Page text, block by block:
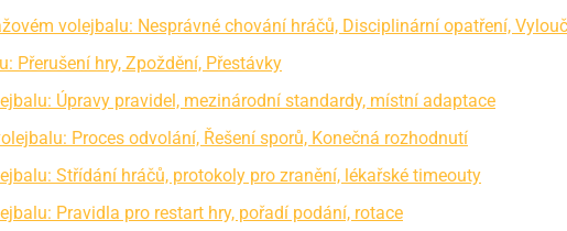
volejbalu: Nesprávné chování hráčů, Disciplinární opatření,
Přerušení hry, Zpoždění, Přestávky
Úpravy pravidel, mezinárodní standardy, místní adaptace
Proces odvolání, Řešení sporů, Konečná rozhodnutí
Střídání hráčů, protokoly pro zranění, lékařské timeouty
Pravidla pro restart hry, pořadí podání, rotace